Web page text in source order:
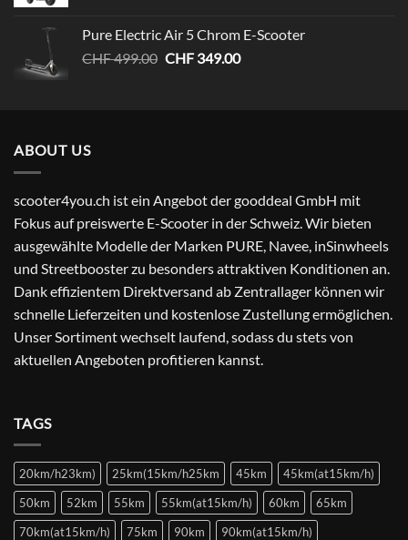
CHF 1'499.00CHF 899.00.
Pure Electric Air 5 Chrom E-Scooter
CHF499.00 Ursprünglicher
CHF349.00Aktueller
ABOUT US
scooter4you.ch ist ein Angebot der gooddeal GmbH mit
Fokus auf preiswerte E-Scooter in der Schweiz. Wir bieten
ausgewählte Modelle der Marken PURE, Navee, inSinwheels
und Streetbooster zu besonders attraktiven Konditionen an.
Dank effizientem Direktversand ab Zentrallager können wir
schnelle Lieferzeiten und kostenlose Zustellung ermöglichen.
Unser Sortiment wechselt laufend, sodass du stets von
aktuellen Angeboten profitieren kannst.
TAGS
20km/h23km) 25km(15km/h25km 45km
45km(at15km/h)
50km
52km 55km 55km(at15km/h) 60km
65km
70km(at15km/h)
75km 90km
90km(at15km/h)